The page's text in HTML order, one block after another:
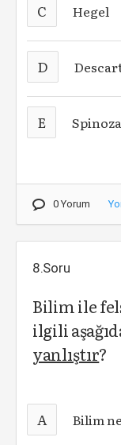
C Hegel
D
E Spinoza
0 Yorum
8.Soru
Bilim ile
ilgili
yanlıştır?
A Bilim